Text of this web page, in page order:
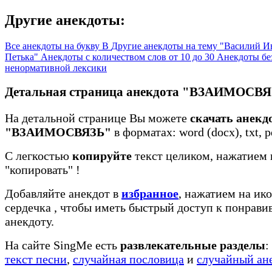
Другие анекдоты:
Все анекдоты на букву В Другие анекдоты на тему "Василий
Петька" Анекдоты с количеством слов от 10 до 30 Анекдоты
ненормативной лексики
Детальная страница анекдота
На детальной странице Вы можете скачать
"ВЗАИМОСВЯЗЬ" в форматах: word (docx), txt,
С легкостью копируйте текст целиком, нажатием
"копировать" !
Добавляйте анекдот в избранное, нажатием на
сердечка , чтобы иметь быстрый доступ к
анекдоту.
На сайте SingMe есть развлекательные разделы:
текст песни, случайная пословица и случайный